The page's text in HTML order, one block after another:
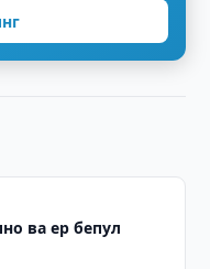
ва ер бепул